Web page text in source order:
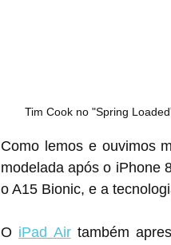
Tim Cook no "Spring
Como lemos e ouvimos
modelada após o iPhone
o A15 Bionic, e a
O ‌iPad Air‌ também